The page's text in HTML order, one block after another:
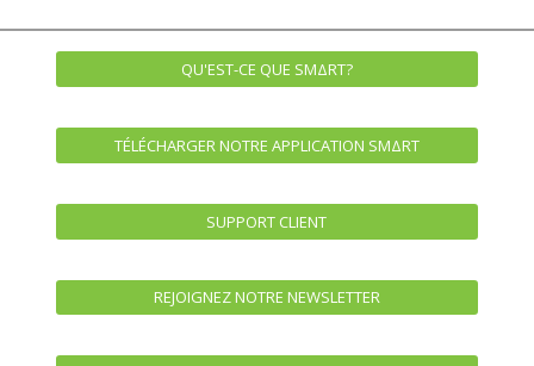
QU'EST-CE QUE SMΔRT?
TÉLÉCHARGER NOTRE APPLICATION SMΔRT
SUPPORT CLIENT
REJOIGNEZ NOTRE NEWSLETTER